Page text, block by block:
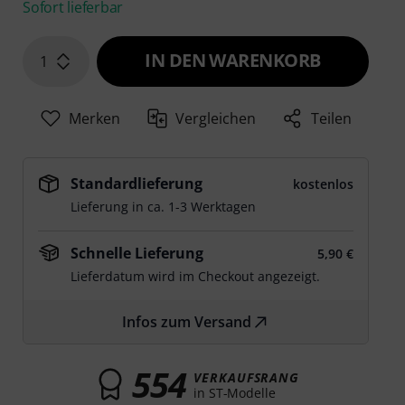
Sofort lieferbar
1 IN DEN WARENKORB
Merken Vergleichen Teilen
Standardlieferung
kostenlos
Lieferung in ca. 1-3 Werktagen
Schnelle Lieferung
5,90 €
Lieferdatum wird im Checkout angezeigt.
Infos zum Versand
554 VERKAUFSRANG
in ST-Modelle